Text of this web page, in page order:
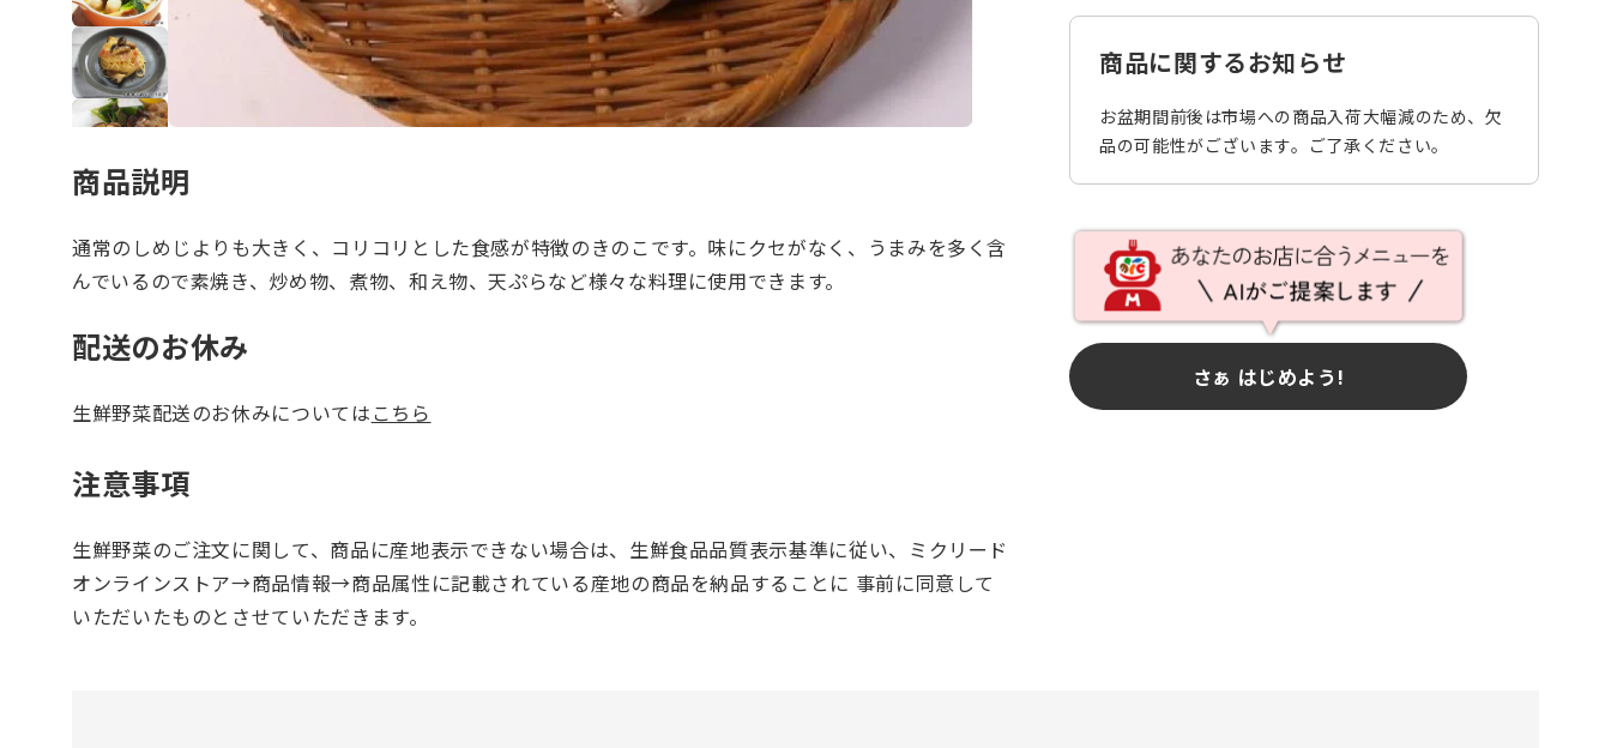
商品に関するお知らせ
お盆期間前後は市場への商品入荷大幅減のため、欠
品の可能性がございます。ご了承ください。
さぁ はじめよう!
商品説明
通常のしめじよりも大きく、コリコリとした食感が特徴のきのこです。味にクセがなく、うまみを多く含
んでいるので素焼き、炒め物、煮物、和え物、天ぷらなど様々な料理に使用できます。
配送のお休み
生鮮野菜配送のお休みについては こちら
注意事項
生鮮野菜のご注文に関して、商品に産地表示できない場合は、生鮮食品品質表示基準に従い、ミクリード
オンラインストア→商品情報→商品属性に記載されている産地の商品を納品することに 事前に同意して
いただいたものとさせていただきます。